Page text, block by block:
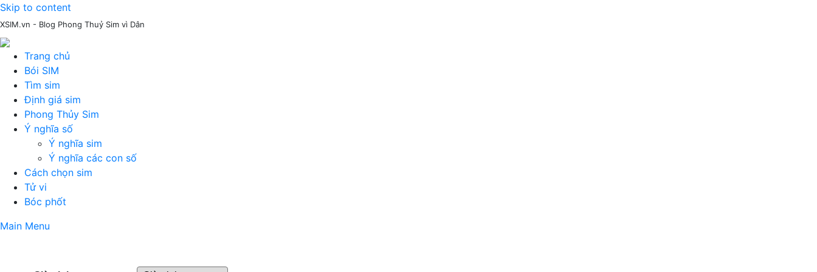
Skip to content
XSIM.vn - Blog Phong Thuỷ Sim vì Dân
Trang chủ
Bói SIM
Tìm sim
Định giá sim
Phong Thủy Sim
Ý nghĩa số
Ý nghĩa sim
Ý nghĩa các con số
Cách chọn sim
Tử vi
Bóc phốt
Main Menu